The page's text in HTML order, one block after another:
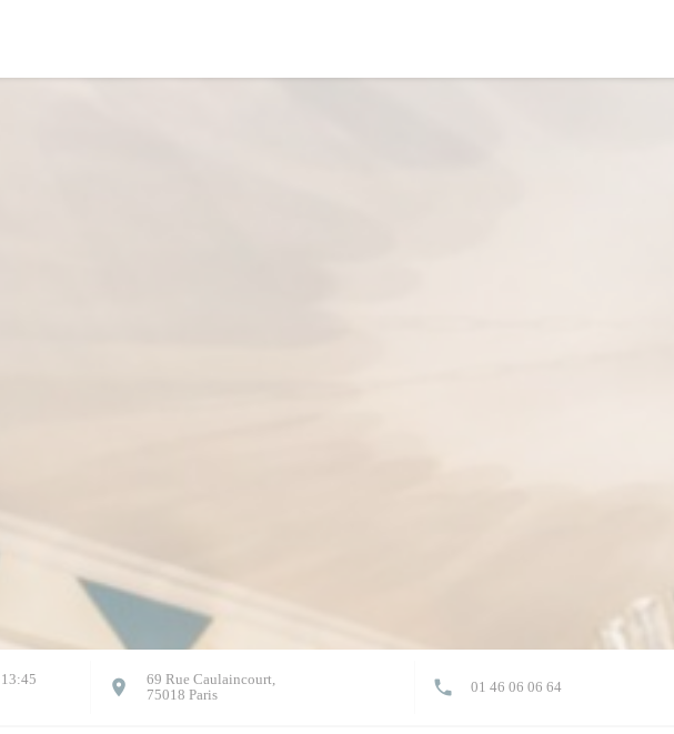
69 Rue Caulaincourt,
75018 Paris((открывается в новом окне)) 01 46 06 06 64